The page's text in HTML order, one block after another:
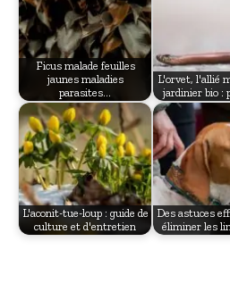
Ficus malade feuilles
jaunes maladies
parasites…
L'orvet, l'allié
jardinier bio :
L'aconit-tue-loup : guide de
culture et d'entretien
Des astuces
éliminer les